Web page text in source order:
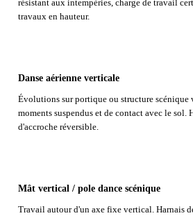
résistant aux intempéries, charge de travail
travaux en hauteur.
Danse aérienne verticale
Évolutions sur portique ou structure scénique
moments suspendus et de contact avec le
d'accroche réversible.
Mât vertical / pole dance scénique
Travail autour d'un axe fixe vertical. Harnais